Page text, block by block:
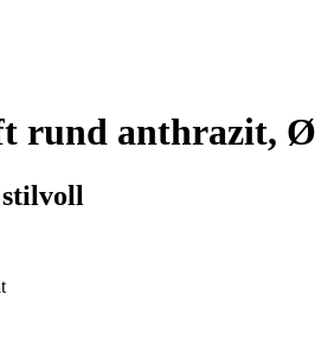
rund anthrazit,